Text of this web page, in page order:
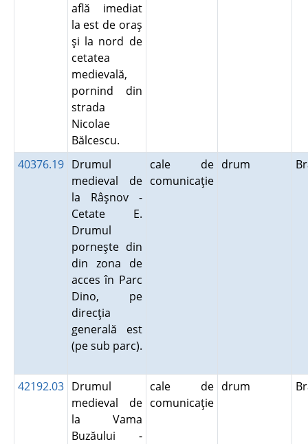
află imediat
la est de oraş
şi la nord de
cetatea
medievală,
pornind din
strada
Nicolae
Bălcescu.
40376.19 Drumul
medieval de
la Râşnov -
Cetate E.
Drumul
porneşte din
din zona de
acces în Parc
Dino, pe
direcţia
generală est
(pe sub parc).
cale de
comunicaţie
drum
42192.03 Drumul
medieval de
la Vama
Buzăului -
cale de
comunicaţie
drum